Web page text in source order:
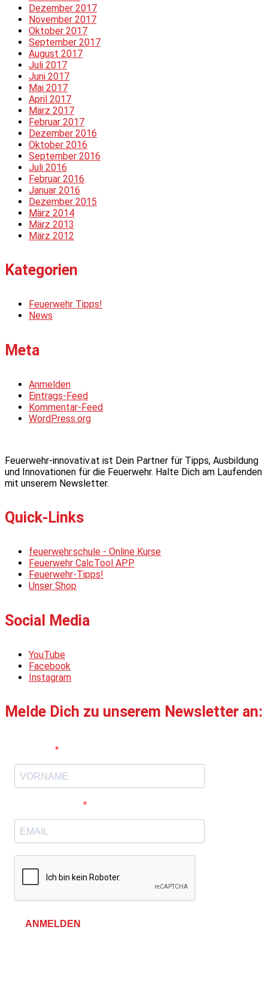
Dezember 2017
November 2017
Oktober 2017
September 2017
August 2017
Juli 2017
Juni 2017
Mai 2017
April 2017
März 2017
Februar 2017
Dezember 2016
Oktober 2016
September 2016
Juli 2016
Februar 2016
Januar 2016
Dezember 2015
März 2014
März 2013
März 2012
Kategorien
Feuerwehr Tipps!
News
Meta
Anmelden
Eintrags-Feed
Kommentar-Feed
WordPress.org
Feuerwehr-innovativ.at ist Dein Partner für Tipps, Ausbildung
und Innovationen für die Feuerwehr. Halte Dich am Laufenden
mit unserem Newsletter.
Quick-Links
feuerwehr.schule - Online Kurse
Feuerwehr CalcTool APP
Feuerwehr-Tipps!
Unser Shop
Social Media
YouTube
Facebook
Instagram
Melde Dich zu unserem Newsletter an:
ANMELDEN